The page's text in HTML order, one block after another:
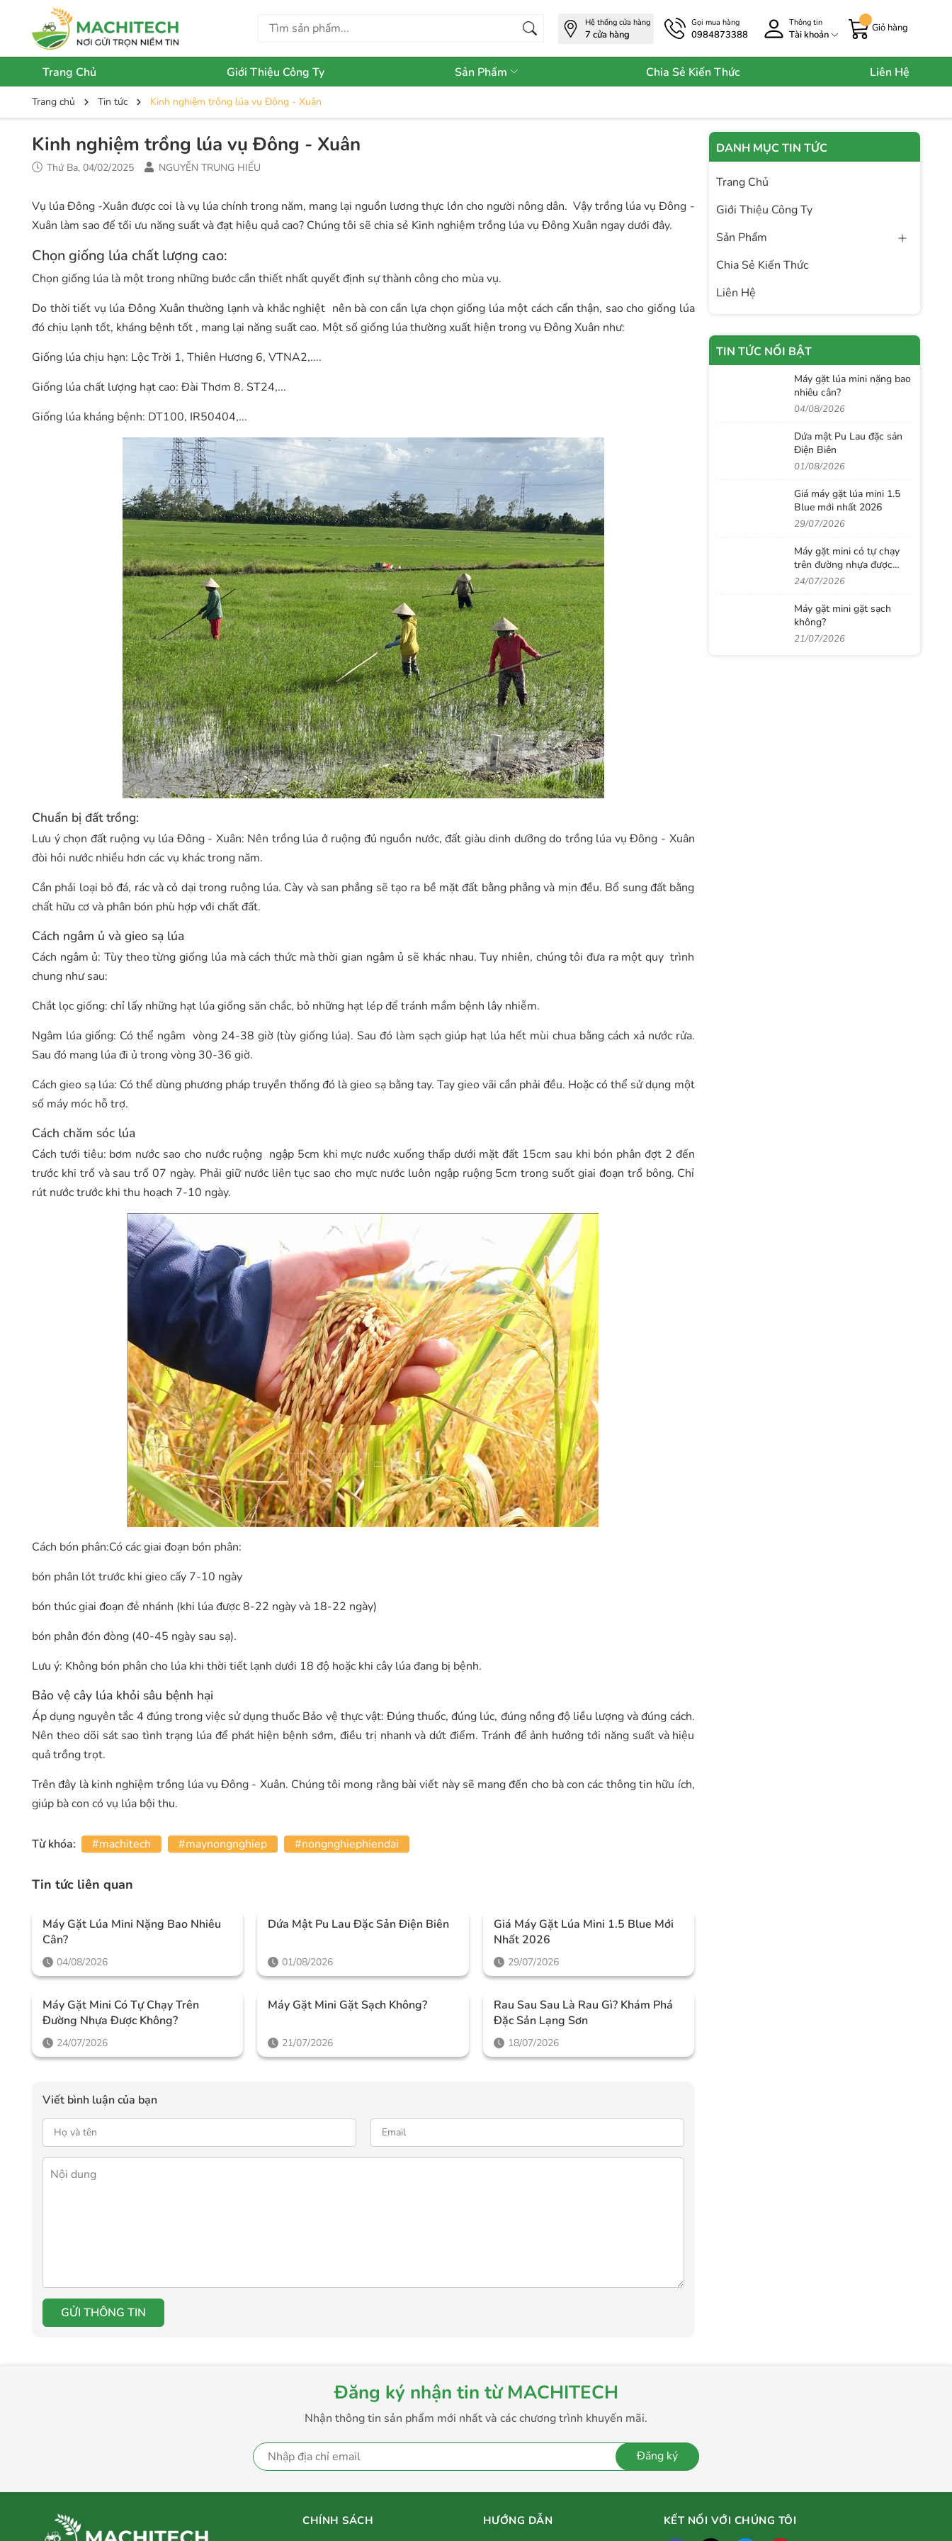
Hệ thống cửa hàng
7 cửa hàng
Gọi mua hàng
0984873388
Thông tin
Tài khoản
Giỏ hàng
Trang Chủ Giới Thiệu Công Ty Sản Phẩm Chia Sẻ Kiến Thức Liên Hệ
Trang chủ Tin tức Kinh nghiệm trồng lúa vụ Đông - Xuân
Kinh nghiệm trồng lúa vụ Đông - Xuân
Thứ Ba, 04/02/2025 NGUYỄN TRUNG HIẾU
Vụ lúa Đông -Xuân được coi là vụ lúa chính trong năm, mang lại nguồn lương thực lớn cho người nông dân. Vậy trồng lúa vụ Đông -
Xuân làm sao để tối ưu năng suất và đạt hiệu quả cao? Chúng tôi sẽ chia sẻ Kinh nghiệm trồng lúa vụ Đông Xuân ngay dưới đây.
Chọn giống lúa chất lượng cao:
Chọn giống lúa là một trong những bước cần thiết nhất quyết định sự thành công cho mùa vụ.
Do thời tiết vụ lúa Đông Xuân thường lạnh và khắc nghiệt nên bà con cần lựa chọn giống lúa một cách cẩn thận, sao cho giống lúa
đó chịu lạnh tốt, kháng bệnh tốt , mang lại năng suất cao. Một số giống lúa thường xuất hiện trong vụ Đông Xuân như:
Giống lúa chịu hạn: Lộc Trời 1, Thiên Hương 6, VTNA2,....
Giống lúa chất lượng hạt cao: Đài Thơm 8. ST24,...
Giống lúa kháng bệnh: DT100, IR50404,...
Chuẩn bị đất trồng:
Lưu ý chọn đất ruộng vụ lúa Đông - Xuân: Nên trồng lúa ở ruộng đủ nguồn nước, đất giàu dinh dưỡng do trồng lúa vụ Đông - Xuân
đòi hỏi nước nhiều hơn các vụ khác trong năm.
Cần phải loại bỏ đá, rác và cỏ dại trong ruộng lúa. Cày và san phẳng sẽ tạo ra bề mặt đất bằng phẳng và mịn đều. Bổ sung đất bằng
chất hữu cơ và phân bón phù hợp với chất đất.
Cách ngâm ủ và gieo sạ lúa
Cách ngâm ủ: Tùy theo từng giống lúa mà cách thức mà thời gian ngâm ủ sẽ khác nhau. Tuy nhiên, chúng tôi đưa ra một quy trình
chung như sau:
Chắt lọc giống: chỉ lấy những hạt lúa giống săn chắc, bỏ những hạt lép để tránh mầm bệnh lây nhiễm.
Ngâm lúa giống: Có thể ngâm vòng 24-38 giờ (tùy giống lúa). Sau đó làm sạch giúp hạt lúa hết mùi chua bằng cách xả nước rửa.
Sau đó mang lúa đi ủ trong vòng 30-36 giờ.
Cách gieo sạ lúa: Có thể dùng phương pháp truyền thống đó là gieo sạ bằng tay. Tay gieo vãi cần phải đều. Hoặc có thể sử dụng một
số máy móc hỗ trợ.
Cách chăm sóc lúa
Cách tưới tiêu: bơm nước sao cho nước ruộng ngập 5cm khi mực nước xuống thấp dưới mặt đất 15cm sau khi bón phân đợt 2 đến
trước khi trổ và sau trổ 07 ngày. Phải giữ nước liên tục sao cho mực nước luôn ngập ruộng 5cm trong suốt giai đoạn trổ bông. Chỉ
rút nước trước khi thu hoạch 7-10 ngày.
Cách bón phân:Có các giai đoạn bón phân:
bón phân lót trước khi gieo cấy 7-10 ngày
bón thúc giai đoạn đẻ nhánh (khi lúa được 8-22 ngày và 18-22 ngày)
bón phân đón đòng (40-45 ngày sau sạ).
Lưu ý: Không bón phân cho lúa khi thời tiết lạnh dưới 18 độ hoặc khi cây lúa đang bị bệnh.
Bảo vệ cây lúa khỏi sâu bệnh hại
Áp dụng nguyên tắc 4 đúng trong việc sử dụng thuốc Bảo vệ thực vật: Đúng thuốc, đúng lúc, đúng nồng độ liều lượng và đúng cách.
Nên theo dõi sát sao tình trạng lúa để phát hiện bệnh sớm, điều trị nhanh và dứt điểm. Tránh để ảnh hưởng tới năng suất và hiệu
quả trồng trọt.
Trên đây là kinh nghiệm trồng lúa vụ Đông - Xuân. Chúng tôi mong rằng bài viết này sẽ mang đến cho bà con các thông tin hữu ích,
giúp bà con có vụ lúa bội thu.
Từ khóa: #machitech #maynongnghiep #nongnghiephiendai
Tin tức liên quan
Máy Gặt Lúa Mini Nặng Bao Nhiêu
Cân?
04/08/2026
Dứa Mật Pu Lau Đặc Sản Điện Biên
01/08/2026
Giá Máy Gặt Lúa Mini 1.5 Blue Mới
Nhất 2026
29/07/2026
Máy Gặt Mini Có Tự Chạy Trên
Đường Nhựa Được Không?
24/07/2026
Máy Gặt Mini Gặt Sạch Không?
21/07/2026
Rau Sau Sau Là Rau Gì? Khám Phá
Đặc Sản Lạng Sơn
18/07/2026
Viết bình luận của bạn
GỬI THÔNG TIN
DANH MỤC TIN TỨC
Trang Chủ
Giới Thiệu Công Ty
Sản Phẩm
Chia Sẻ Kiến Thức
Liên Hệ
TIN TỨC NỔI BẬT
Máy gặt lúa mini nặng bao
nhiêu cân?
04/08/2026
Dứa mật Pu Lau đặc sản
Điện Biên
01/08/2026
Giá máy gặt lúa mini 1.5
Blue mới nhất 2026
29/07/2026
Máy gặt mini có tự chạy
trên đường nhựa được
không?
24/07/2026
Máy gặt mini gặt sạch
không?
21/07/2026
Đăng ký nhận tin từ MACHITECH
Nhận thông tin sản phẩm mới nhất và các chương trình khuyến mãi.
Đăng ký
CHÍNH SÁCH HƯỚNG DẪN KẾT NỐI VỚI CHÚNG TÔI